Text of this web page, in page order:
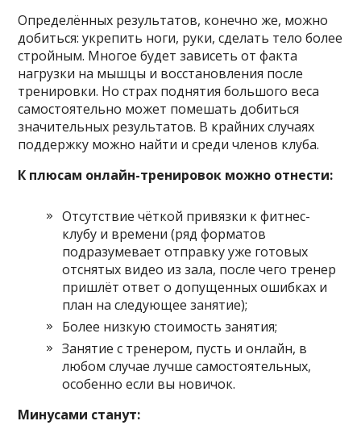
Определённых результатов, конечно же, можно
добиться: укрепить ноги, руки, сделать тело более
стройным. Многое будет зависеть от факта
нагрузки на мышцы и восстановления после
тренировки. Но страх поднятия большого веса
самостоятельно может помешать добиться
значительных результатов. В крайних случаях
поддержку можно найти и среди членов клуба.
К плюсам онлайн-тренировок можно отнести:
Отсутствие чёткой привязки к фитнес-
клубу и времени (ряд форматов
подразумевает отправку уже готовых
отснятых видео из зала, после чего тренер
пришлёт ответ о допущенных ошибках и
план на следующее занятие);
Более низкую стоимость занятия;
Занятие с тренером, пусть и онлайн, в
любом случае лучше самостоятельных,
особенно если вы новичок.
Минусами станут: